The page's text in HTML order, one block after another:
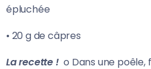
épluchée
• 20 g de câpres
La recette ! o Dans une